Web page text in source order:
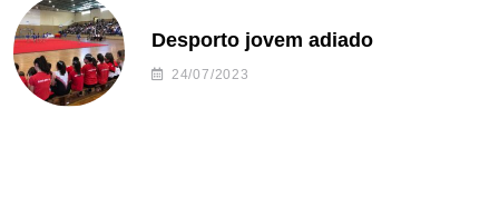
Desporto jovem adiado
24/07/2023